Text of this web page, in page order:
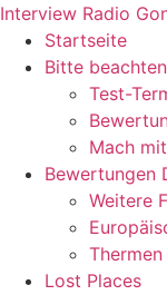
Zum
Inhalt
wechseln
Interview Radio
Startseite
Bitte
Test-
Mach mit
Bewertungen
Weitere
Lost Places